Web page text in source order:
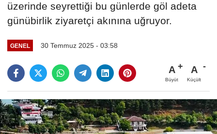
üzerinde seyrettiği bu günlerde göl adeta
günübirlik ziyaretçi akınına uğruyor.
GENEL 30 Temmuz 2025 - 03:58
A
Büyüt
A
Küçült